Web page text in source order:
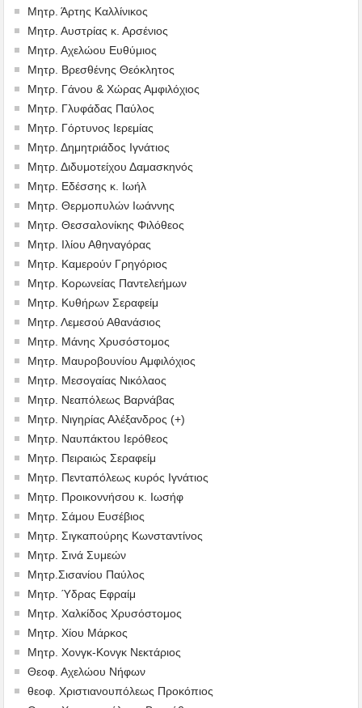
Μητρ. Άρτης Καλλίνικος
Μητρ. Αυστρίας κ. Αρσένιος
Μητρ. Αχελώου Ευθύμιος
Μητρ. Βρεσθένης Θεόκλητος
Μητρ. Γάνου & Χώρας Αμφιλόχιος
Μητρ. Γλυφάδας Παύλος
Μητρ. Γόρτυνος Ιερεμίας
Μητρ. Δημητριάδος Ιγνάτιος
Μητρ. Διδυμοτείχου Δαμασκηνός
Μητρ. Εδέσσης κ. Ιωήλ
Μητρ. Θερμοπυλών Ιωάννης
Μητρ. Θεσσαλονίκης Φιλόθεος
Μητρ. Ιλίου Αθηναγόρας
Μητρ. Καμερούν Γρηγόριος
Μητρ. Κορωνείας Παντελεήμων
Μητρ. Κυθήρων Σεραφείμ
Μητρ. Λεμεσού Αθανάσιος
Μητρ. Μάνης Χρυσόστομος
Μητρ. Μαυροβουνίου Αμφιλόχιος
Μητρ. Μεσογαίας Νικόλαος
Μητρ. Νεαπόλεως Βαρνάβας
Μητρ. Νιγηρίας Αλέξανδρος (+)
Μητρ. Ναυπάκτου Ιερόθεος
Μητρ. Πειραιώς Σεραφείμ
Μητρ. Πενταπόλεως κυρός Ιγνάτιος
Μητρ. Προικοννήσου κ. Ιωσήφ
Μητρ. Σάμου Ευσέβιος
Μητρ. Σιγκαπούρης Κωνσταντίνος
Μητρ. Σινά Συμεών
Μητρ.Σισανίου Παύλος
Μητρ. Ύδρας Εφραίμ
Μητρ. Χαλκίδος Χρυσόστομος
Μητρ. Χίου Μάρκος
Μητρ. Χονγκ-Κονγκ Νεκτάριος
Θεοφ. Αχελώου Νήφων
θεοφ. Χριστιανουπόλεως Προκόπιος